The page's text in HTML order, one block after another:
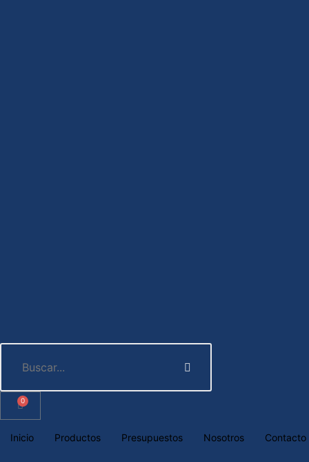
0
Inicio Productos Presupuestos Nosotros Contacto